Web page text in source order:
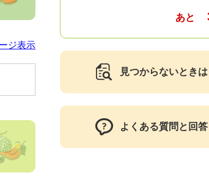
ジ表示
あと
見つからないときは
よくある質問と回答